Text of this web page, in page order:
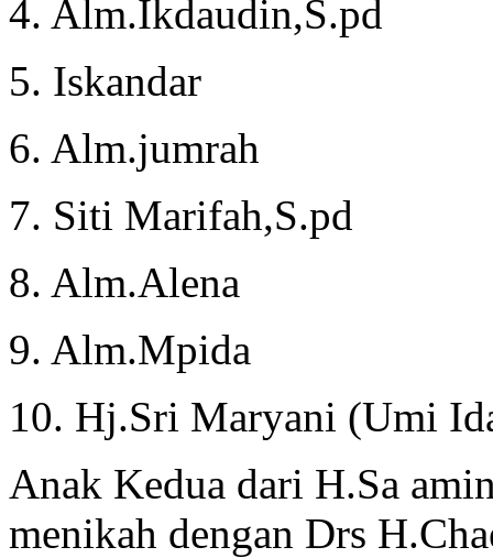
4. Alm.Ikdaudin,S.pd
5. Iskandar
6. Alm.jumrah
7. Siti Marifah,S.pd
8. Alm.Alena
9. Alm.Mpida
10. Hj.Sri Maryani (Umi
Anak Kedua dari H.Sa
menikah dengan Drs